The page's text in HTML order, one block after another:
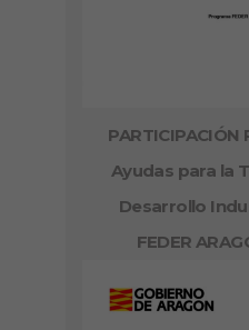
PARTICIPACIÓN
Ayudas para la
Desarrollo
FEDER